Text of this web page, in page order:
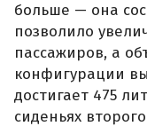
больше — она
позволило
пассажиров, а
конфигурации
достигает 475
сиденьях